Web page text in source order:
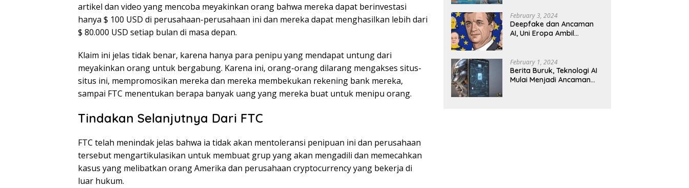
artikel dan video yang mencoba meyakinkan orang bahwa mereka dapat berinvestasi
hanya $ 100 USD di perusahaan-perusahaan ini dan mereka dapat menghasilkan lebih dari
$ 80.000 USD setiap bulan di masa depan.
Klaim ini jelas tidak benar, karena hanya para penipu yang mendapat untung dari
meyakinkan orang untuk bergabung. Karena ini, orang-orang dilarang mengakses situs-
situs ini, mempromosikan mereka dan mereka membekukan rekening bank mereka,
sampai FTC menentukan berapa banyak uang yang mereka buat untuk menipu orang.
Tindakan Selanjutnya Dari FTC
FTC telah menindak jelas bahwa ia tidak akan mentoleransi penipuan ini dan perusahaan
tersebut mengartikulasikan untuk membuat grup yang akan mengadili dan memecahkan
kasus yang melibatkan orang Amerika dan perusahaan cryptocurrency yang bekerja di
luar hukum.
February 3, 2024
Deepfake dan Ancaman
AI, Uni Eropa Ambil
February 1, 2024
Berita Buruk, Teknologi AI
Mulai Menjadi Ancaman